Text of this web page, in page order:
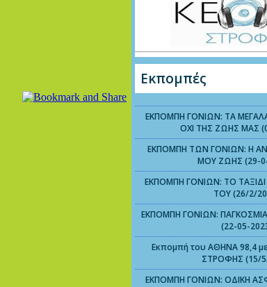
Εκπομπές
ΕΚΠΟΜΠΗ ΓΟΝΙΩΝ: ΤΑ
ΟΧΙ ΤΗΣ ΖΩΗΣ ΜΑΣ
ΕΚΠΟΜΠΗ ΤΩΝ ΓΟΝΙΩΝ: Η
ΜΟΥ ΖΩΗΣ (29-
ΕΚΠΟΜΠΗ ΓΟΝΙΩΝ: ΤΟ
ΤΟΥ (26/2/
ΕΚΠΟΜΠΗ ΓΟΝΙΩΝ: ΠΑΓΚΟΣΜΙΑ
(22-05-
Εκπομπή του ΑΘΗΝΑ 98,4
ΣΤΡΟΦΗΣ (15/
ΕΚΠΟΜΠΗ ΓΟΝΙΩΝ: ΟΔΙΚΗ